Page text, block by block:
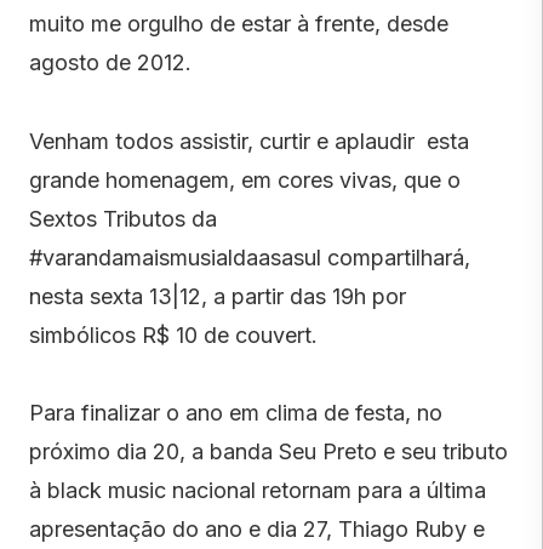
muito me orgulho de estar à frente, desde
agosto de 2012.
Venham todos assistir, curtir e aplaudir esta
grande homenagem, em cores vivas, que o
Sextos Tributos da
#varandamaismusialdaasasul compartilhará,
nesta sexta 13|12, a partir das 19h por
simbólicos R$ 10 de couvert.
Para finalizar o ano em clima de festa, no
próximo dia 20, a banda Seu Preto e seu tributo
à black music nacional retornam para a última
apresentação do ano e dia 27, Thiago Ruby e